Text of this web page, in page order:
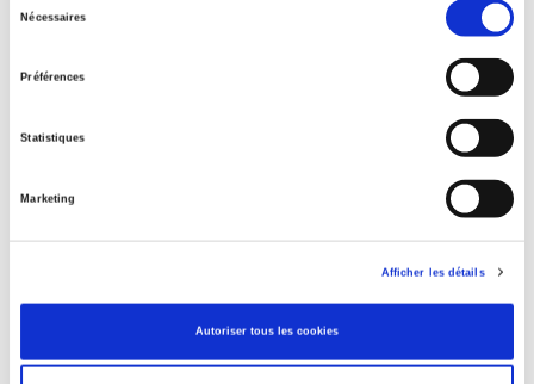
Nécessaires
Préférences
Statistiques
Marketing
Afficher les détails
Autoriser tous les cookies
Presses de Sciences Po
Revue
français